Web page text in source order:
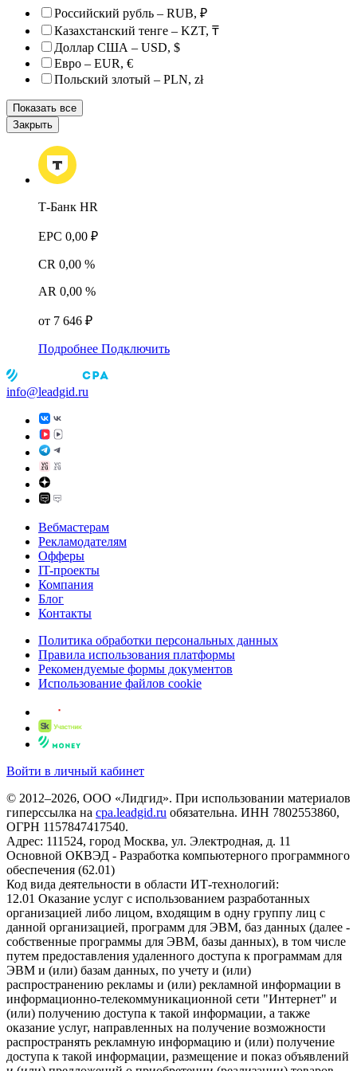
Российский рубль – RUB, ₽
Казахстанский тенге – KZT, ₸
Доллар США – USD, $
Евро – EUR, €
Польский злотый – PLN, zł
Показать все
Закрыть
Т-Банк HR
EPC 0,00 ₽
CR 0,00 %
AR 0,00 %
от 7 646 ₽
Подробнее Подключить
info@leadgid.ru
Вебмастерам
Рекламодателям
Офферы
IT-проекты
Компания
Блог
Контакты
Политика обработки персональных данных
Правила использования платформы
Рекомендуемые формы документов
Использование файлов cookie
Войти в личный кабинет
© 2012–2026, ООО «Лидгид». При использовании материалов
гиперссылка на cpa.leadgid.ru обязательна. ИНН 7802553860,
ОГРН 1157847417540.
Адрес: 111524, город Москва, ул. Электродная, д. 11
Основной ОКВЭД - Разработка компьютерного программного
обеспечения (62.01)
Код вида деятельности в области ИТ-технологий:
12.01 Оказание услуг с использованием разработанных
организацией либо лицом, входящим в одну группу лиц с
данной организацией, программ для ЭВМ, баз данных (далее -
собственные программы для ЭВМ, базы данных), в том числе
путем предоставления удаленного доступа к программам для
ЭВМ и (или) базам данных, по учету и (или)
распространению рекламы и (или) рекламной информации в
информационно-телекоммуникационной сети "Интернет" и
(или) получению доступа к такой информации, а также
оказание услуг, направленных на получение возможности
распространять рекламную информацию и (или) получение
доступа к такой информации, размещение и показ объявлений